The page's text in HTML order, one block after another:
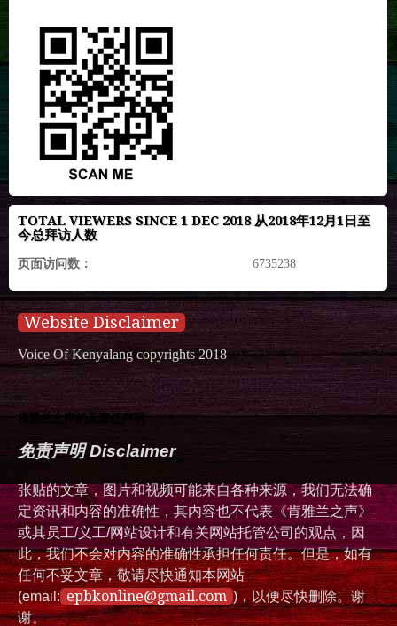
TOTAL VIEWERS SINCE 1 DEC 2018 从2018年12月1日至
今总拜访人数
页面访问数： 6735238
Website Disclaimer
Voice Of Kenyalang copyrights 2018
肯雅兰之声的无责任声明
免责声明 Disclaimer
张贴的文章，图片和视频可能来自各种来源，我们无法确
定资讯和内容的准确性，其内容也不代表《肯雅兰之声》
或其员工/义工/网站设计和有关网站托管公司的观点，因
此，我们不会对内容的准确性承担任何责任。但是，如有
任何不妥文章，敬请尽快通知本网站
(email: epbkonline@gmail.com )，以便尽快删除。谢
谢。